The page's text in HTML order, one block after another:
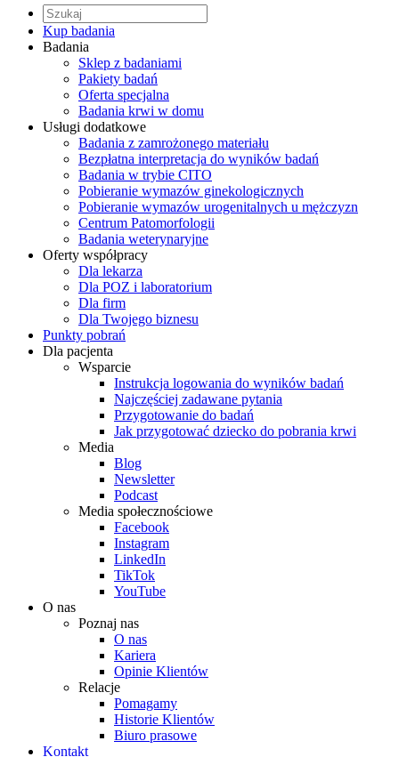
Kup badania
Badania
Sklep z badaniami
Pakiety badań
Oferta specjalna
Badania krwi w domu
Usługi dodatkowe
Badania z zamrożonego materiału
Bezpłatna interpretacja do wyników badań
Badania w trybie CITO
Pobieranie wymazów ginekologicznych
Pobieranie wymazów urogenitalnych u mężczyzn
Centrum Patomorfologii
Badania weterynaryjne
Oferty współpracy
Dla lekarza
Dla POZ i laboratorium
Dla firm
Dla Twojego biznesu
Punkty pobrań
Dla pacjenta
Wsparcie
Instrukcja logowania do wyników badań
Najczęściej zadawane pytania
Przygotowanie do badań
Jak przygotować dziecko do pobrania krwi
Media
Blog
Newsletter
Podcast
Media społecznościowe
Facebook
Instagram
LinkedIn
TikTok
YouTube
O nas
Poznaj nas
O nas
Kariera
Opinie Klientów
Relacje
Pomagamy
Historie Klientów
Biuro prasowe
Kontakt